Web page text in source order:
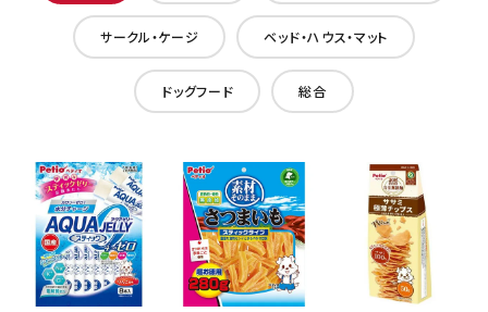
サークル・ケージ ベッド・ハウス・マット
ドッグフード 総合